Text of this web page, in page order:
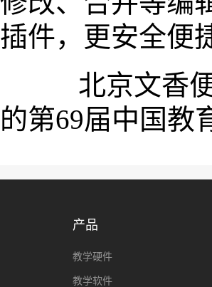
插件，更安全便
北京文香便
的第69届中国教
产品
教学硬件
教学软件